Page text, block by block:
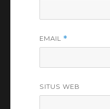
EMAIL *
SITUS WEB